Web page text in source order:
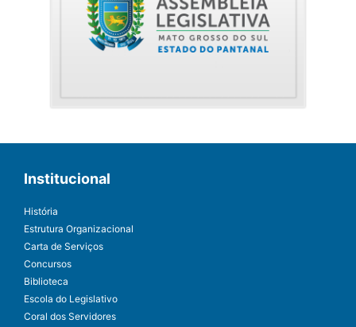
Institucional
História
Estrutura Organizacional
Carta de Serviços
Concursos
Biblioteca
Escola do Legislativo
Coral dos Servidores